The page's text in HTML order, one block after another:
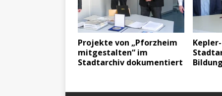
Projekte von „Pforzheim
mitgestalten“ im
Stadtarchiv dokumentiert